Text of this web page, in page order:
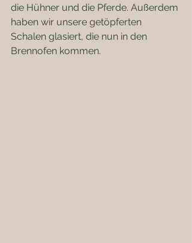
die Hühner und die Pferde. Außerdem
haben wir unsere getöpferten
Schalen glasiert, die nun in den
Brennofen kommen.